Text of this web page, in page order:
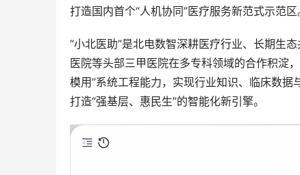
打造国内首个“人机协同”医疗服务新范式示范区
“小北医助”是北电数智深耕医疗行业、长期生
医院等头部三甲医院在多专科领域的合作积淀
模用”系统工程能力，实现行业知识、临床数
打造“强基层、惠民生”的智能化新引擎。